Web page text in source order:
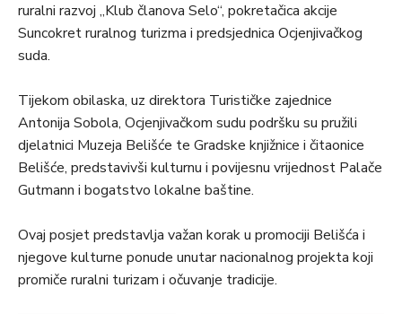
ruralni razvoj „Klub članova Selo“, pokretačica akcije
Suncokret ruralnog turizma i predsjednica Ocjenjivačkog
suda.
Tijekom obilaska, uz direktora Turističke zajednice
Antonija Sobola, Ocjenjivačkom sudu podršku su pružili
djelatnici Muzeja Belišće te Gradske knjižnice i čitaonice
Belišće, predstavivši kulturnu i povijesnu vrijednost Palače
Gutmann i bogatstvo lokalne baštine.
Ovaj posjet predstavlja važan korak u promociji Belišća i
njegove kulturne ponude unutar nacionalnog projekta koji
promiče ruralni turizam i očuvanje tradicije.